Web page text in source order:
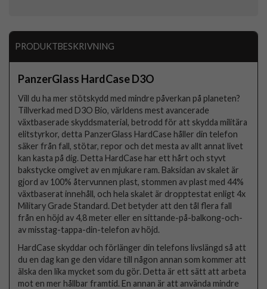
PRODUKTBESKRIVNING
PanzerGlass HardCase D3O
Vill du ha mer stötskydd med mindre påverkan på planeten?
Tillverkad med D3O Bio, världens mest avancerade
växtbaserade skyddsmaterial, betrodd för att skydda militära
elitstyrkor, detta PanzerGlass HardCase håller din telefon
säker från fall, stötar, repor och det mesta av allt annat livet
kan kasta på dig. Detta HardCase har ett hårt och styvt
bakstycke omgivet av en mjukare ram. Baksidan av skalet är
gjord av 100% återvunnen plast, stommen av plast med 44%
växtbaserat innehåll, och hela skalet är dropptestat enligt 4x
Military Grade Standard. Det betyder att den tål flera fall
från en höjd av 4,8 meter eller en sittande-på-balkong-och-
av misstag-tappa-din-telefon av höjd.
HardCase skyddar och förlänger din telefons livslängd så att
du en dag kan ge den vidare till någon annan som kommer att
älska den lika mycket som du gör. Detta är ett sätt att arbeta
mot en mer hållbar framtid. En annan är att använda mindre